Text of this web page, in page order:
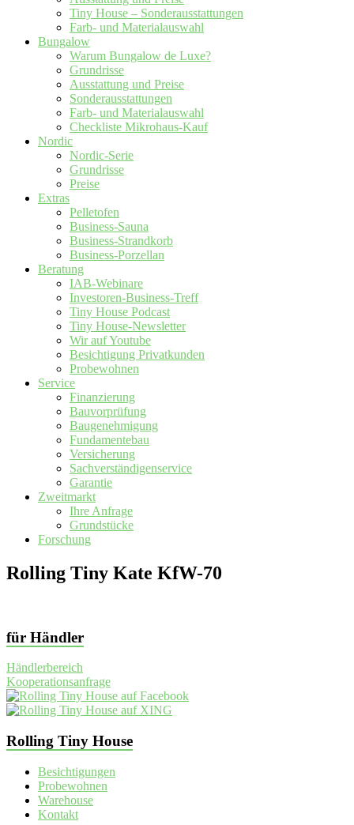
Tiny House – Sonderausstattungen
Farb- und Materialauswahl
Bungalow
Warum Bungalow de Luxe?
Grundrisse
Ausstattung und Preise
Sonderausstattungen
Farb- und Materialauswahl
Checkliste Mikrohaus-Kauf
Nordic
Nordic-Serie
Grundrisse
Preise
Extras
Pelletofen
Business-Sauna
Business-Strandkorb
Business-Porzellan
Beratung
IAB-Webinare
Investoren-Business-Treff
Tiny House Podcast
Tiny House-Newsletter
Wir auf Youtube
Besichtigung Privatkunden
Probewohnen
Service
Finanzierung
Bauvorprüfung
Baugenehmigung
Fundamentebau
Versicherung
Sachverständigenservice
Garantie
Zweitmarkt
Ihre Anfrage
Grundstücke
Forschung
Rolling Tiny Kate KfW-70
für Händler
Händlerbereich
Kooperationsanfrage
Rolling Tiny House
Besichtigungen
Probewohnen
Warehouse
Kontakt